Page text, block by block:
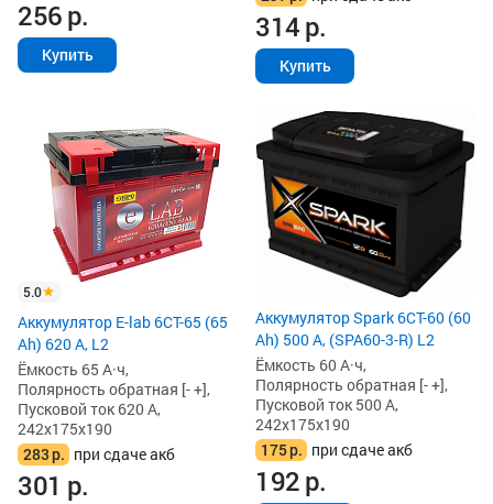
256р.
Купить
314р.
Купить
5.0
Аккумулятор E-lab 6СТ-65 (65
Ah) 620 А, L2
Ёмкость 65 А·ч,
Полярность обратная [- +],
Пусковой ток 620 А,
242x175x190
283р. при сдаче акб
301 р.
Аккумулятор Spark 6СТ-60 (60
Ah) 500 А, (SPA60-3-R) L2
Ёмкость 60 А·ч,
Полярность обратная [- +],
Пусковой ток 500 А,
242x175x190
175р. при сдаче акб
192р.